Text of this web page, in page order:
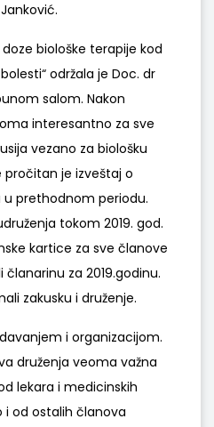
biološke terapije kod
održala je Doc. dr
salom. Nakon
interesantno za sve
vezano za biološku
pročitan je izveštaj o
prethodnom periodu.
tokom 2019. god.
kartice za sve članove
za 2019.godinu.
zakusku i druženje.
i organizacijom.
druženja veoma važna
lekara i medicinskih
od ostalih članova